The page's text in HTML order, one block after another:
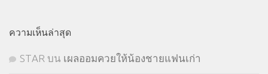
ความเห็นล่าสุด
STㅤAR บน เผลออมควยให้น้องชายแฟนเก่า